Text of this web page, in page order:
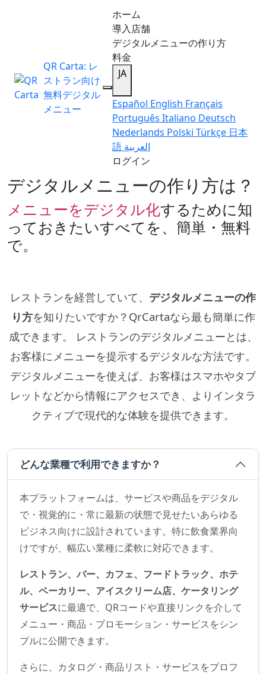
QR Carta: レ
ストラン向け
無料デジタル
メニュー
ホーム
導入店舗
デジタルメニューの作り方
料金
JA
Español English Français
Português Italiano Deutsch
Nederlands Polski Türkçe 日本
語 العربية
ログイン
デジタルメニューの作り方は？
メニューをデジタル化するために知
っておきたいすべてを、簡単・無料
で。
レストランを経営していて、 デジタルメニューの作
り方を知りたいですか？QrCartaなら最も簡単に作
成できます。 レストランのデジタルメニューとは、
お客様にメニューを提示するデジタルな方法です。
デジタルメニューを使えば、お客様はスマホやタブ
レットなどから情報にアクセスでき、よりインタラ
クティブで現代的な体験を提供できます。
どんな業種で利用できますか？
本プラットフォームは、サービスや商品をデジタル
で・視覚的に・常に最新の状態で見せたいあらゆる
ビジネス向けに設計されています。特に飲食業界向
けですが、幅広い業種に柔軟に対応できます。
レストラン、バー、カフェ、フードトラック、ホテ
ル、ベーカリー、アイスクリーム店、ケータリング
サービスに最適で、QRコードや直接リンクを介して
メニュー・商品・プロモーション・サービスをシン
プルに公開できます。
さらに、カタログ・商品リスト・サービスをプロフ